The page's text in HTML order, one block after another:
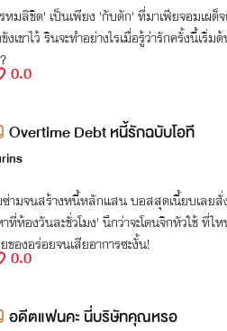
หมลิขิต' เป็นเพียง 'กับดัก' ที่มาเฟียจอมเผด็จ
งเขาไว้ รินจะทำอย่างไรเมื่อรู้ว่ารักครั้งนี้เริ่
0.0
Overtime Debt หนี้รักฉบับโอที
ามจนสร้างหนี้หลักแสน บอสสุดเนี้ยบเลยสั่
ที่ห้องวันละชั่วโมง' นึกว่าจะโดนจิกหัวใช้ ที่ไ
ของอร่อยจนเสียอาการซะงั้น!
0.0
อดีตแฟนคะ นี่บริษัทคุณหรอ